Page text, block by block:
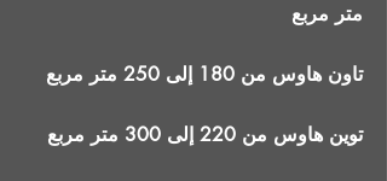
متر مربع
تاون هاوس من 180 إلى 250 متر مربع
توين هاوس من 220 إلى 300 متر مربع